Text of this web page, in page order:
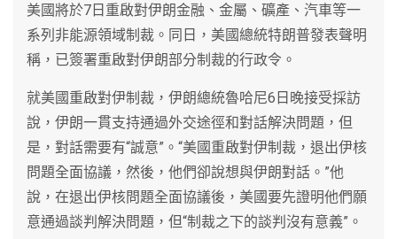
美國將於7日重啟對伊朗金融、金屬、礦產、汽車等一
系列非能源領域制裁。同日，美國總統特朗普發表聲明
稱，已簽署重啟對伊朗部分制裁的行政令。
就美國重啟對伊制裁，伊朗總統魯哈尼6日晚接受採訪
說，伊朗一貫支持通過外交途徑和對話解決問題，但
是，對話需要有“誠意”。“美國重啟對伊制裁，退出伊核
問題全面協議，然後，他們卻說想與伊朗對話。”他
說，在退出伊核問題全面協議後，美國要先證明他們願
意通過談判解決問題，但“制裁之下的談判沒有意義”。